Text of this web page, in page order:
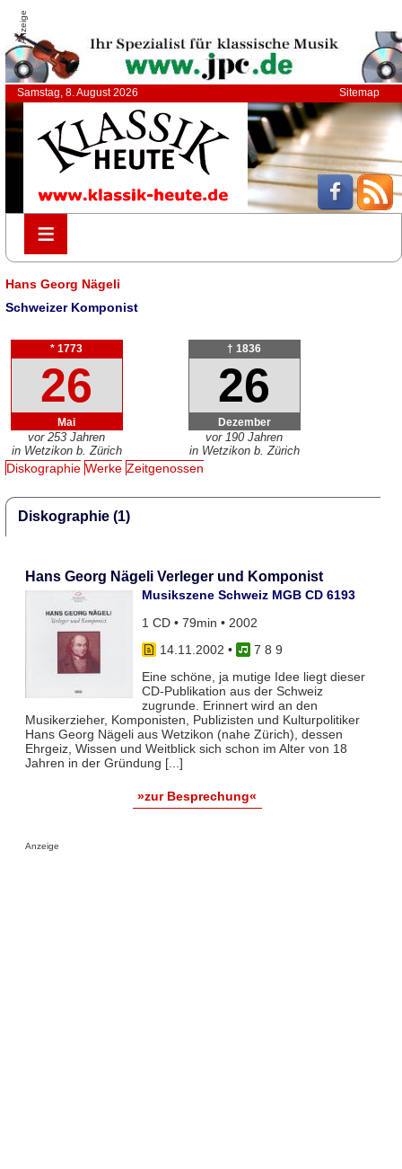
Anzeige
Samstag, 8. August 2026 Sitemap
≡
≡
Hans Georg Nägeli
Schweizer Komponist
* 1773
26
Mai
vor 253 Jahren
in Wetzikon b. Zürich
† 1836
26
Dezember
vor 190 Jahren
in Wetzikon b. Zürich
Diskographie Werke Zeitgenossen
Diskographie (1)
Hans Georg Nägeli Verleger und Komponist
Musikszene Schweiz MGB CD 6193
1 CD • 79min • 2002
14.11.2002 •
7 8 9
Eine schöne, ja mutige Idee liegt dieser
CD-Publikation aus der Schweiz
zugrunde. Erinnert wird an den
Musikerzieher, Komponisten, Publizisten und Kulturpolitiker
Hans Georg Nägeli aus Wetzikon (nahe Zürich), dessen
Ehrgeiz, Wissen und Weitblick sich schon im Alter von 18
Jahren in der Gründung [...]
»zur Besprechung«
Anzeige